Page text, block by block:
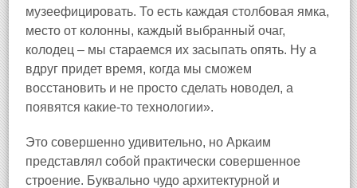
музеефицировать. То есть каждая столбовая ямка,
место от колонны, каждый выбранный очаг,
колодец – мы стараемся их засыпать опять. Ну а
вдруг придет время, когда мы сможем
восстановить и не просто сделать новодел, а
появятся какие-то технологии».
Это совершенно удивительно, но Аркаим
представлял собой практически совершенное
строение. Буквально чудо архитектурной и